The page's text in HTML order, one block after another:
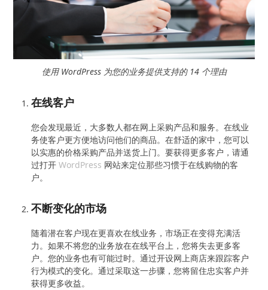
使用 WordPress 为您的业务提供支持的 14 个理由
在线客户
您会发现最近，大多数人都在网上采购产品和服务。在线业
务使客户更方便地访问他们的商品。在舒适的家中，您可以
以实惠的价格采购产品并送货上门。要获得更多客户，请通
过打开WordPress 网站来定位那些习惯于在线购物的客
户。
不断变化的市场
随着潜在客户现在更喜欢在线业务，市场正在变得充满活
力。如果不将您的业务放在在线平台上，您将失去更多客
户。您的业​​务也有可能过时。通过开设网上商店来跟踪客户
行为模式的变化。通过采取这一步骤，您将留住忠实客户并
获得更多收益。